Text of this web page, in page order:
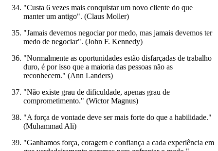
"Custa 6 vezes mais conquistar um novo cliente do que
manter um antigo". (Claus Moller)
"Jamais devemos negociar por medo, mas jamais devemos ter
medo de negociar". (John F. Kennedy)
"Normalmente as oportunidades estão disfarçadas de trabalho
duro, é por isso que a maioria das pessoas não as
reconhecem." (Ann Landers)
"Não existe grau de dificuldade, apenas grau de
comprometimento." (Wictor Magnus)
"A força de vontade deve ser mais forte do que a habilidade."
(Muhammad Ali)
"Ganhamos força, coragem e confiança a cada experiência em